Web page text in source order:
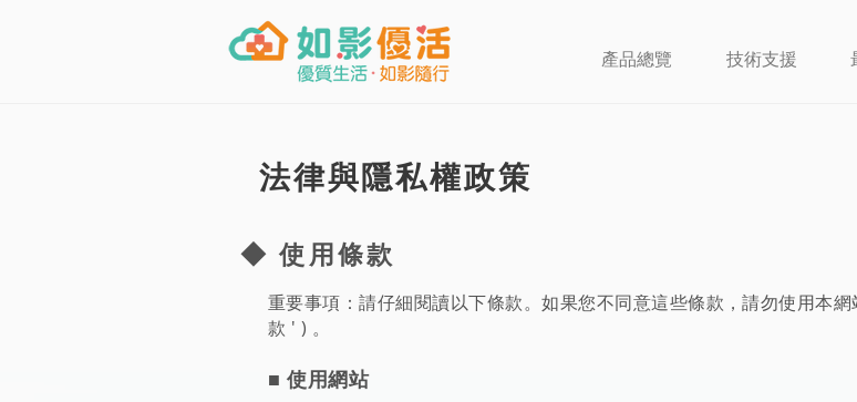
產品總覽 技術支援
法律與隱私權政策
◆ 使用條款
重要事項：請仔細閱讀以下條款。如果您不同意這些條款，請勿使用本
款 ' ) 。
■ 使用網站